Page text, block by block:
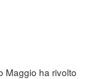
Maggio ha rivolto